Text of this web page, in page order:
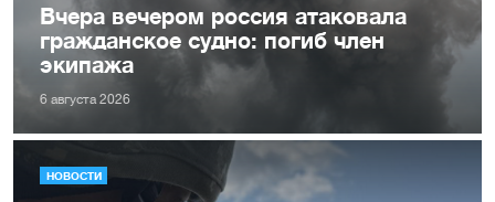
Вчера вечером россия атаковала
гражданское судно: погиб член
экипажа
6 августа 2026
НОВОСТИ